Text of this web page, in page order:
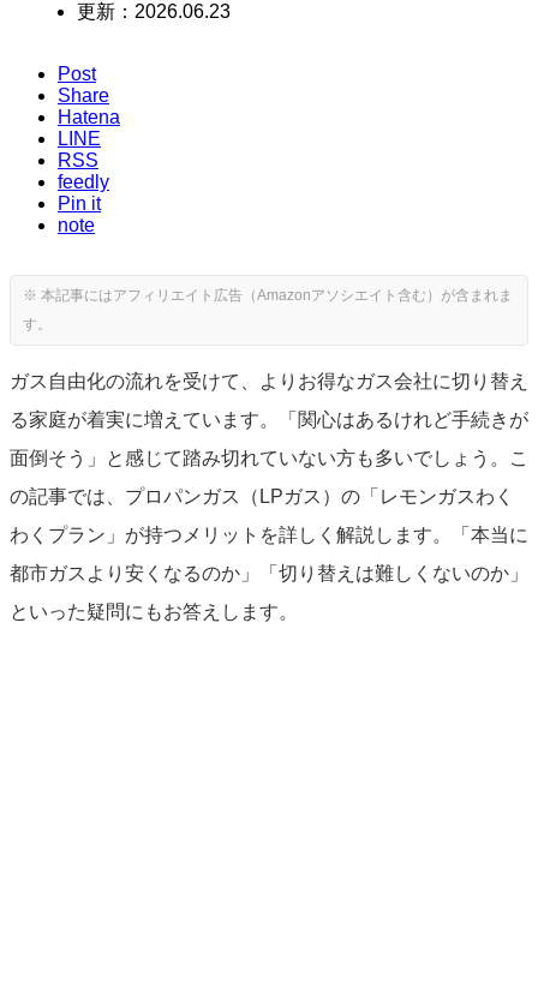
更新： 2026.06.23
Post
Share
Hatena
LINE
RSS
feedly
Pin it
note
ガス自由化の流れを受けて、よりお得なガス会社に切り替え
る家庭が着実に増えています。「関心はあるけれど手続きが
面倒そう」と感じて踏み切れていない方も多いでしょう。こ
の記事では、プロパンガス（LPガス）の「レモンガスわく
わくプラン」が持つメリットを詳しく解説します。「本当に
都市ガスより安くなるのか」「切り替えは難しくないのか」
といった疑問にもお答えします。